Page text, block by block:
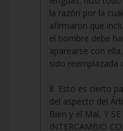
la razón por la
afirmaron que
el hombre debe
aparearse con
sido reemplazada
8. Esto es cierto
del aspecto del
Bien y el Mal, Y
INTERCAMBIO